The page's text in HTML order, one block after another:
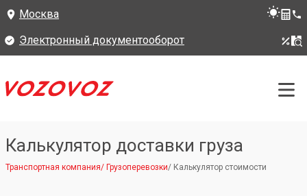
Москва
Электронный документооборот
Калькулятор доставки груза
Транспортная компания/ Грузоперевозки/ Калькулятор стоимости